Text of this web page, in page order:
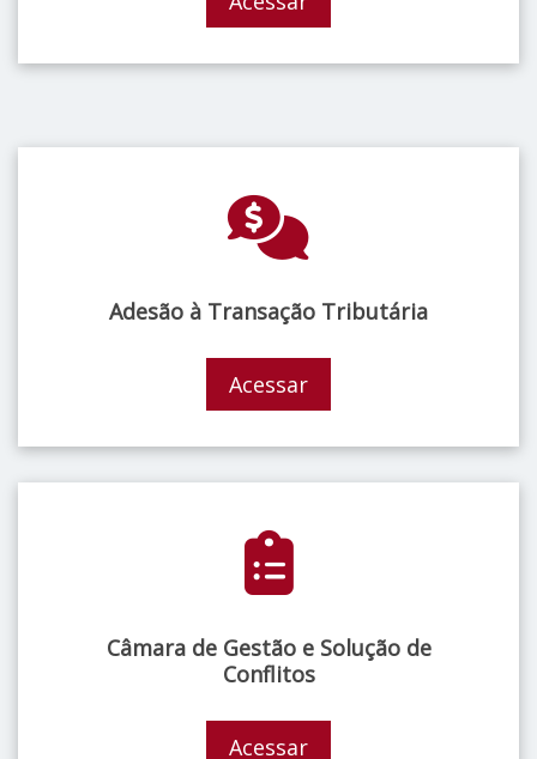
Adesão à Transação Tributária
Acessar
Câmara de Gestão e Solução de
Conflitos
Acessar